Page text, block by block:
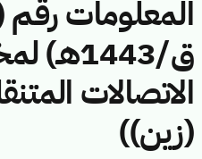
ق/
الاتصالات
(زين))